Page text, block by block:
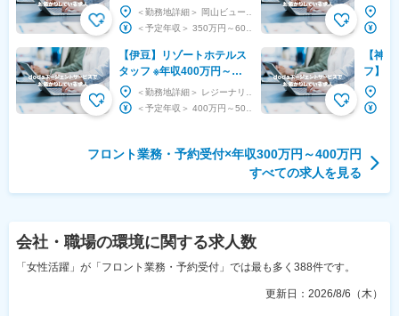
アワード2021受賞◆残業月
平均10h程度
【伊豆】リゾートホテルス
タッフ ※年収400万円～／
残業10h／犬×温泉＜愛犬と
泊まれるホテル＞
スタ
／上
【神
フ】
り★年
グル
フロント業務・予約受付×年収300万円～400万円
すべての求人を見る
会社・職場の環境に関する求人数
「女性活躍」が「フロント業務・予約受付」では最も多く388件です。
更新日： 2026/8/6（木）